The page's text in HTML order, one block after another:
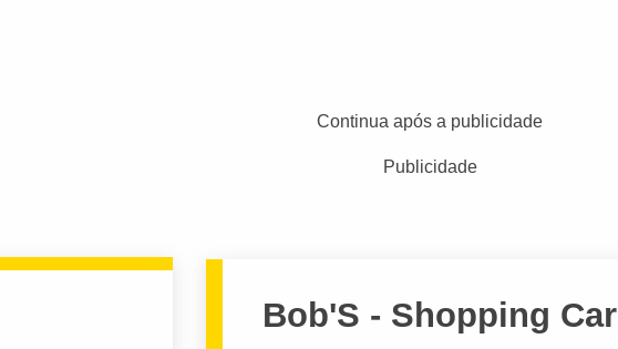
Continua após a publicidade
Publicidade
Bob'S - Shopping